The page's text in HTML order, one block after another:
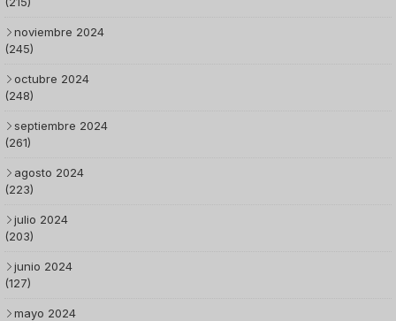
noviembre 2024
(245)
octubre 2024
(248)
septiembre 2024
(261)
agosto 2024
(223)
julio 2024
(203)
junio 2024
(127)
mayo 2024